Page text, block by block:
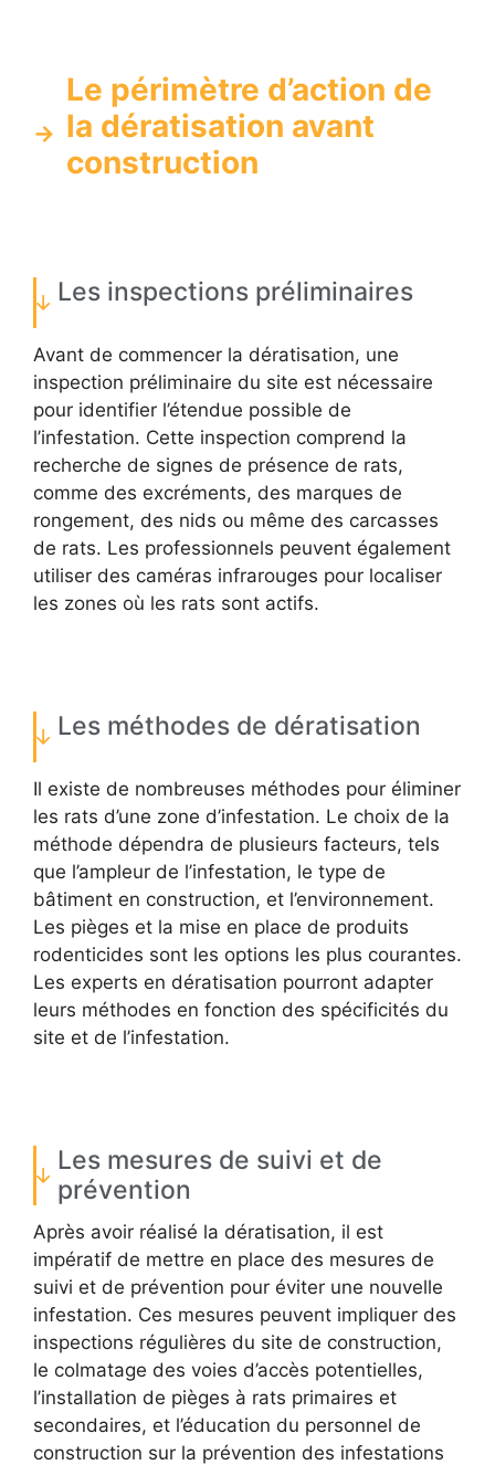
Le périmètre d’action de
la dératisation avant
construction
Les inspections préliminaires
Avant de commencer la dératisation, une
inspection préliminaire du site est nécessaire
pour identifier l’étendue possible de
l’infestation. Cette inspection comprend la
recherche de signes de présence de rats,
comme des excréments, des marques de
rongement, des nids ou même des carcasses
de rats. Les professionnels peuvent également
utiliser des caméras infrarouges pour localiser
les zones où les rats sont actifs.
Les méthodes de dératisation
Il existe de nombreuses méthodes pour éliminer
les rats d’une zone d’infestation. Le choix de la
méthode dépendra de plusieurs facteurs, tels
que l’ampleur de l’infestation, le type de
bâtiment en construction, et l’environnement.
Les pièges et la mise en place de produits
rodenticides sont les options les plus courantes.
Les experts en dératisation pourront adapter
leurs méthodes en fonction des spécificités du
site et de l’infestation.
Les mesures de suivi et de
prévention
Après avoir réalisé la dératisation, il est
impératif de mettre en place des mesures de
suivi et de prévention pour éviter une nouvelle
infestation. Ces mesures peuvent impliquer des
inspections régulières du site de construction,
le colmatage des voies d’accès potentielles,
l’installation de pièges à rats primaires et
secondaires, et l’éducation du personnel de
construction sur la prévention des infestations